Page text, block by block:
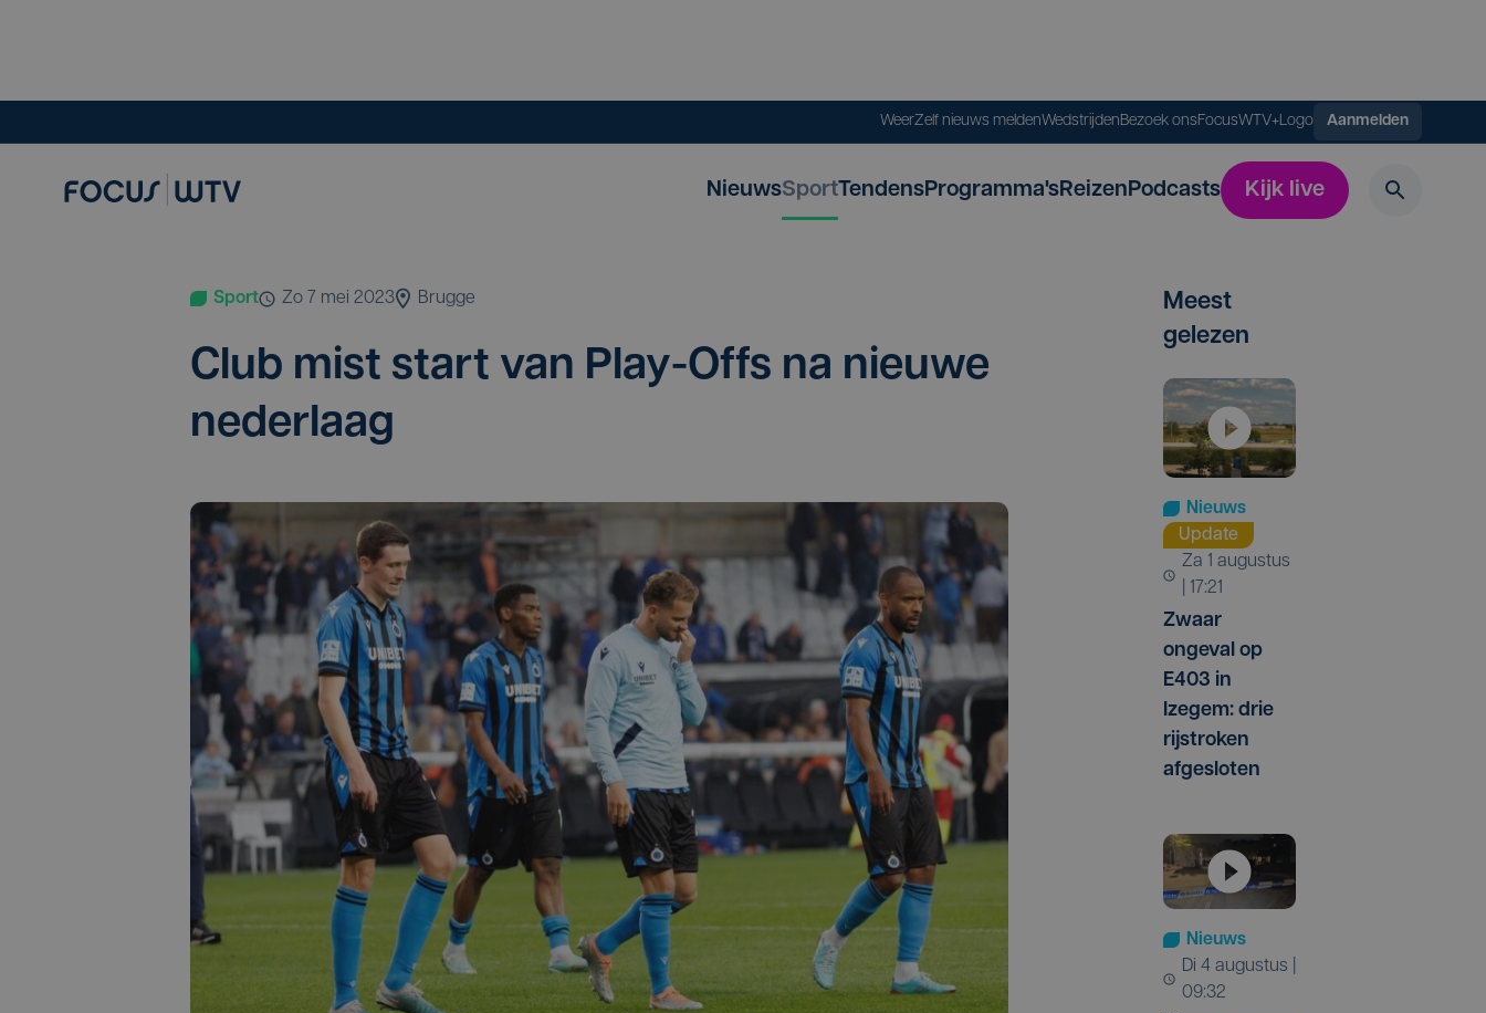
WeerZelf nieuws meldenWedstrijdenBezoek onsFocusWTV+Logo Aanmelden
NieuwsSportTendensProgramma'sReizenPodcasts Kijk live
Sport zo 7 mei 2023 Brugge
Club mist start van Play-Offs na nieu­we
nederlaag
Meest
gelezen
Nieuws
Update
za 1 augustus
| 17:21
Zwaar
ongeval op
E403 in
Izegem: drie
rijstroken
afgesloten
Nieuws
di 4 augustus |
09:32